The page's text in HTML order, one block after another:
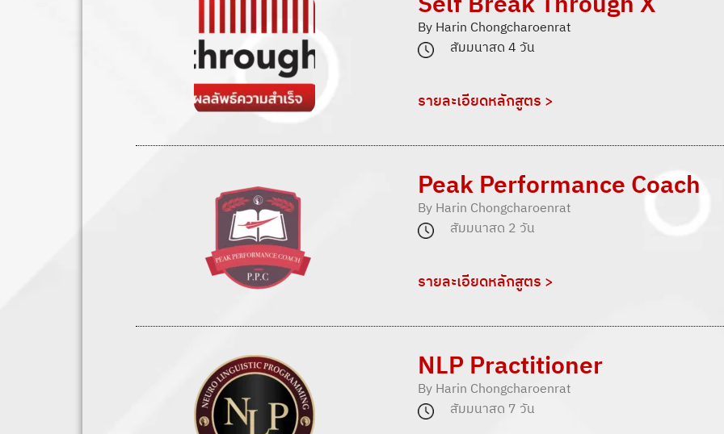
By Harin Chongcharoenrat
สัมมนาสด 4 วัน
รายละเอียดหลักสูตร >
Peak Performance Coach
By Harin Chongcharoenrat
สัมมนาสด 2 วัน
รายละเอียดหลักสูตร >
NLP Practitioner
By Harin Chongcharoenrat
สัมมนาสด 7 วัน